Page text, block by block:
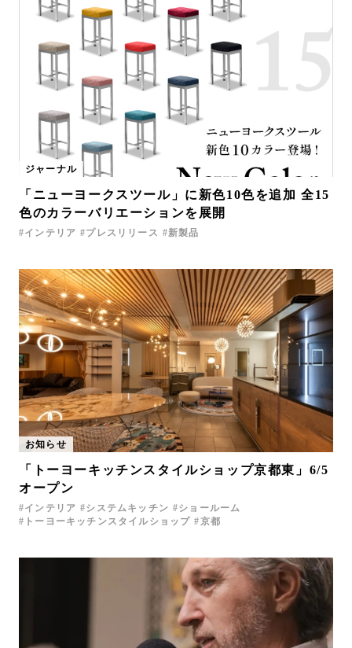
ジャーナル
「ニューヨークスツール」に新色10色を追加 全15
色のカラーバリエーションを展開
インテリア プレスリリース 新製品
お知らせ
「トーヨーキッチンスタイルショップ京都東」6/5
オープン
インテリア システムキッチン
ショールーム
トーヨーキッチンスタイルショップ
京都